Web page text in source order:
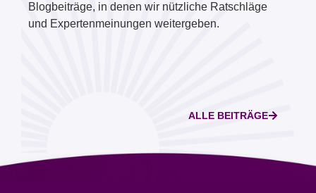
Blogbeiträge, in denen wir nützliche Ratschläge
und Expertenmeinungen weitergeben.
ALLE BEITRÄGE